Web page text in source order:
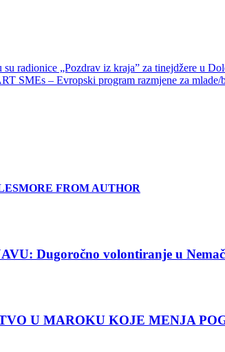
su radionice „Pozdrav iz kraja” za tinejdžere u
SMEs – Evropski program razmjene za mlade/
MORE FROM AUTHOR
Dugoročno volontiranje u
U MAROKU KOJE MENJA